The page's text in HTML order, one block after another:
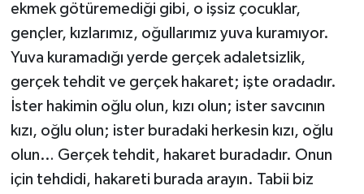
ekmek götüremediği gibi, o işsiz çocuklar,
gençler, kızlarımız, oğullarımız yuva kuramıyor.
Yuva kuramadığı yerde gerçek adaletsizlik,
gerçek tehdit ve gerçek hakaret; işte oradadır.
İster hakimin oğlu olun, kızı olun; ister savcının
kızı, oğlu olun; ister buradaki herkesin kızı, oğlu
olun… Gerçek tehdit, hakaret buradadır. Onun
için tehdidi, hakareti burada arayın. Tabii biz